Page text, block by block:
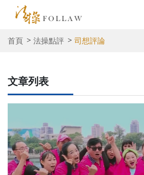
首頁 法操點評 司想評論
文章列表